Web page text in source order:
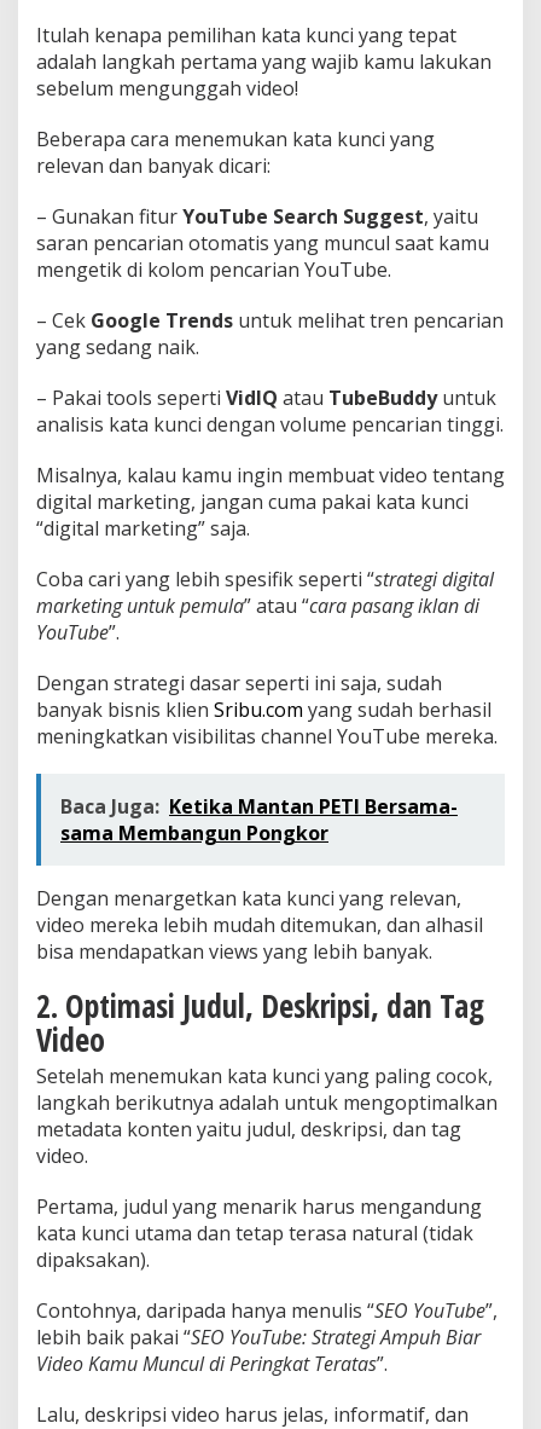
Itulah kenapa pemilihan kata kunci yang tepat
adalah langkah pertama yang wajib kamu lakukan
sebelum mengunggah video!
Beberapa cara menemukan kata kunci yang
relevan dan banyak dicari:
– Gunakan fiturYouTube Search Suggest, yaitu
saran pencarian otomatis yang muncul saat kamu
mengetik di kolom pencarian YouTube.
– Cek Google Trends untuk melihat tren pencarian
yang sedang naik.
– Pakai tools seperti VidIQ atau TubeBuddyuntuk
analisis kata kunci dengan volume pencarian tinggi.
Misalnya, kalau kamu ingin membuat video tentang
digital marketing, jangan cuma pakai kata kunci
“digital marketing” saja.
Coba cari yang lebih spesifik seperti “strategi digital
marketing untuk pemula” atau “cara pasang iklan di
YouTube”.
Dengan strategi dasar seperti ini saja, sudah
banyak bisnis klien Sribu.com yang sudah berhasil
meningkatkan visibilitas channel YouTube mereka.
Baca Juga: Ketika Mantan PETI Bersama-
sama Membangun Pongkor
Dengan menargetkan kata kunci yang relevan,
video mereka lebih mudah ditemukan, dan alhasil
bisa mendapatkan views yang lebih banyak.
2. Optimasi Judul, Deskripsi, dan Tag
Video
Setelah menemukan kata kunci yang paling cocok,
langkah berikutnya adalah untuk mengoptimalkan
metadata konten yaitu judul, deskripsi, dan tag
video.
Pertama, judul yang menarik harus mengandung
kata kunci utama dan tetap terasa natural (tidak
dipaksakan).
Contohnya, daripada hanya menulis “SEO YouTube”,
lebih baik pakai “SEO YouTube: Strategi Ampuh Biar
Video Kamu Muncul di Peringkat Teratas”.
Lalu, deskripsi video harus jelas, informatif, dan